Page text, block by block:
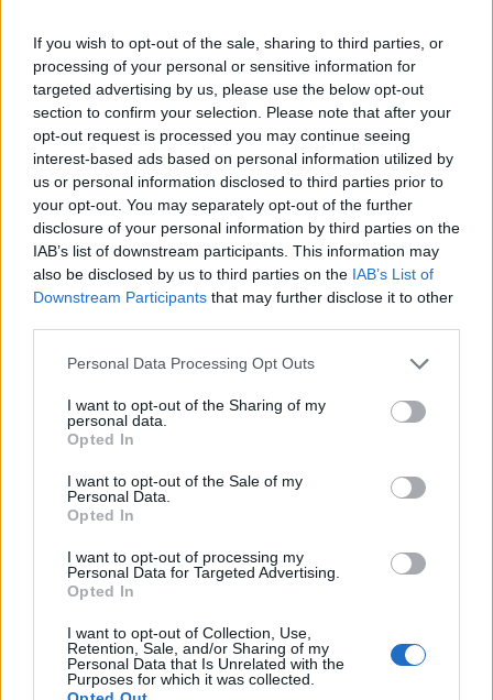
If you wish to opt-out of the sale, sharing to third parties, or
processing of your personal or sensitive information for
targeted advertising by us, please use the below opt-out
section to confirm your selection. Please note that after your
opt-out request is processed you may continue seeing
interest-based ads based on personal information utilized by
us or personal information disclosed to third parties prior to
your opt-out. You may separately opt-out of the further
disclosure of your personal information by third parties on the
IAB’s list of downstream participants. This information may
also be disclosed by us to third parties on the IAB’s List of
Downstream Participants that may further disclose it to other
Please note that this website/app uses one or more Google
not limited to your visit or usage behaviour. You may click to
grant or deny consent to Google and its third-party tags to
use your data for below specified purposes in below Google
consent section.
Personal Data Processing Opt Outs
I want to opt-out of the Sharing of my
personal data.
Opted In
I want to opt-out of the Sale of my
Personal Data.
Opted In
I want to opt-out of processing my
Personal Data for Targeted Advertising.
Opted In
I want to opt-out of Collection, Use,
Retention, Sale, and/or Sharing of my
Personal Data that Is Unrelated with the
Purposes for which it was collected.
Kimolos Experience Festival